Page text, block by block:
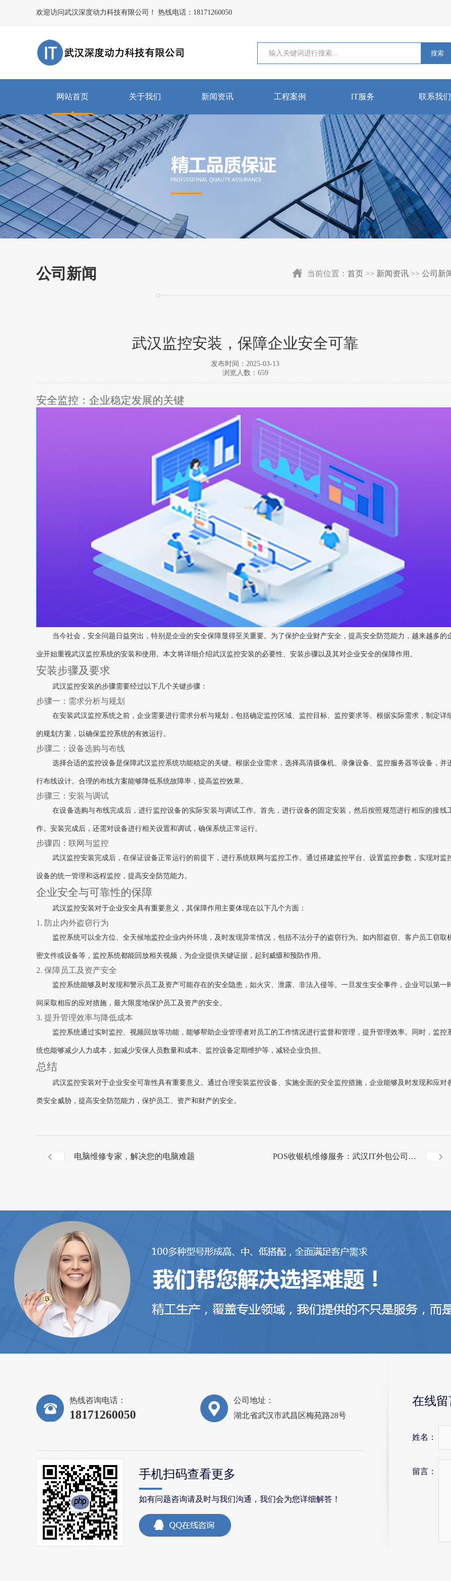
欢迎访问武汉深度动力科技有限公司！ 热线电话：18171260050
搜索
网站首页 关于我们 新闻资讯 工程案例 IT服务 联系我们
公司新闻 当前位置： 首页 >> 新闻资讯 >> 公司新
武汉监控安装，保障企业安全可靠
发布时间：2025-03-13
浏览人数：659
安全监控：企业稳定发展的关键
当今社会，安全问题日益突出，特别是企业的安全保障显得至关重要。为了保护企业财产安全，提高安全防范能力，越来越多的
业开始重视武汉监控系统的安装和使用。本文将详细介绍武汉监控安装的必要性、安装步骤以及其对企业安全的保障作用。
安装步骤及要求
武汉监控安装的步骤需要经过以下几个关键步骤：
步骤一：需求分析与规划
在安装武汉监控系统之前，企业需要进行需求分析与规划，包括确定监控区域、监控目标、监控要求等。根据实际需求，制定详
的规划方案，以确保监控系统的有效运行。
步骤二：设备选购与布线
选择合适的监控设备是保障武汉监控系统功能稳定的关键。根据企业需求，选择高清摄像机、录像设备、监控服务器等设备，并
行布线设计。合理的布线方案能够降低系统故障率，提高监控效果。
步骤三：安装与调试
在设备选购与布线完成后，进行监控设备的实际安装与调试工作。首先，进行设备的固定安装，然后按照规范进行相应的接线
作。安装完成后，还需对设备进行相关设置和调试，确保系统正常运行。
步骤四：联网与监控
武汉监控安装完成后，在保证设备正常运行的前提下，进行系统联网与监控工作。通过搭建监控平台、设置监控参数，实现对监
设备的统一管理和远程监控，提高安全防范能力。
企业安全与可靠性的保障
武汉监控安装对于企业安全具有重要意义，其保障作用主要体现在以下几个方面：
1. 防止内外盗窃行为
监控系统可以全方位、全天候地监控企业内外环境，及时发现异常情况，包括不法分子的盗窃行为。如内部盗窃、客户员工窃取
密文件或设备等，监控系统都能回放相关视频，为企业提供关键证据，起到威慑和预防作用。
2. 保障员工及资产安全
监控系统能够及时发现和警示员工及资产可能存在的安全隐患，如火灾、泄露、非法入侵等。一旦发生安全事件，企业可以第一
间采取相应的应对措施，最大限度地保护员工及资产的安全。
3. 提升管理效率与降低成本
监控系统通过实时监控、视频回放等功能，能够帮助企业管理者对员工的工作情况进行监督和管理，提升管理效率。同时，监控
统也能够减少人力成本，如减少安保人员数量和成本、监控设备定期维护等，减轻企业负担。
总结
武汉监控安装对于企业安全可靠性具有重要意义。通过合理安装监控设备、实施全面的安全监控措施，企业能够及时发现和应对
类安全威胁，提高安全防范能力，保护员工、资产和财产的安全。
电脑维修专家，解决您的电脑难题 POS收银机维修服务：武汉IT外包公司解
热线咨询电话：
18171260050
公司地址：
湖北省武汉市武昌区梅苑路28号
手机扫码查看更多
如有问题咨询请及时与我们沟通，我们会为您详细解答！
在线留
姓名：
留言：